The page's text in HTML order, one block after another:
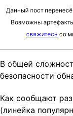
t
i
n
Данный пост
Возможны
свяжитесь со
В общей
безопасности
Как сообщают
(линейка